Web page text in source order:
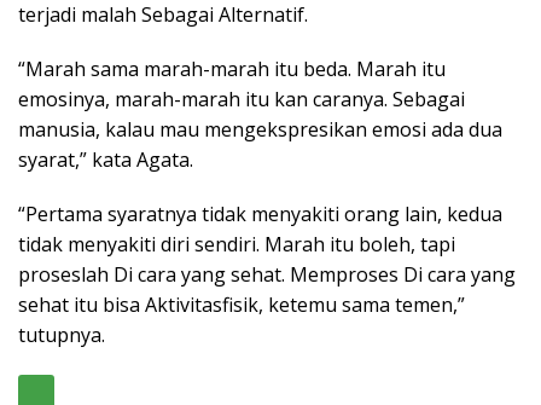
terjadi malah Sebagai Alternatif.
“Marah sama marah-marah itu beda. Marah itu
emosinya, marah-marah itu kan caranya. Sebagai
manusia, kalau mau mengekspresikan emosi ada dua
syarat,” kata Agata.
“Pertama syaratnya tidak menyakiti orang lain, kedua
tidak menyakiti diri sendiri. Marah itu boleh, tapi
proseslah Di cara yang sehat. Memproses Di cara yang
sehat itu bisa Aktivitasfisik, ketemu sama temen,”
tutupnya.